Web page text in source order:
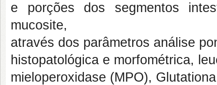
e porções dos segmentos
mucosite,
através dos parâmetros análise
histopatológica e morfométrica,
mieloperoxidase (MPO),